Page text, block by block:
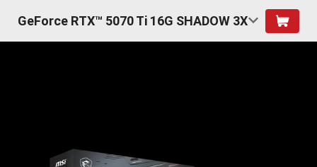
GeForce RTX™ 5070 Ti 16G SHADOW 3X